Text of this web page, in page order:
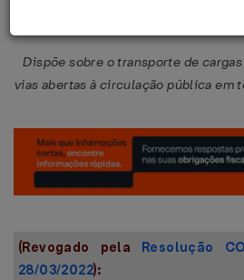
Dispõe sobre o transporte de
vias abertas à circulação pública em
(Revogado pela Resolução
28/03/2022):